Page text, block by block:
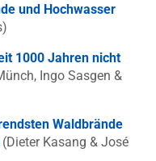
und Hochwasser
1000 Jahren nicht
Ingo Sasgen &
Waldbrände
(Dieter Kasang & José